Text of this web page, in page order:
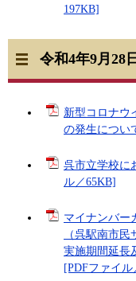
197KB]
令和4年9月28日
新型コロナウ
の発生につい
呉市立学校に
ル／65KB]
マイナンバー
（呉駅南市
実施期間延長
[PDFファイル